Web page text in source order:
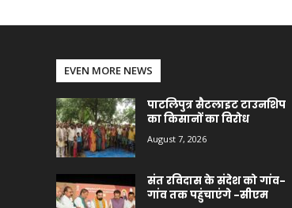
EVEN MORE NEWS
पाटलिपुत्र सैटलाइट टाउनशिप
का किसानों का विरोध
August 7, 2026
संत रविदास के संदेश को गांव-
गांव तक पहुंचाएंगे -सीएम